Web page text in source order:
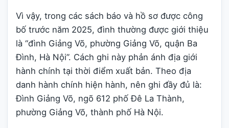
Vì vậy, trong các sách báo và hồ sơ được công
bố trước năm 2025, đình thường được giới thiệu
là “đình Giảng Võ, phường Giảng Võ, quận Ba
Đình, Hà Nội”. Cách ghi này phản ánh địa giới
hành chính tại thời điểm xuất bản. Theo địa
danh hành chính hiện hành, nên ghi đầy đủ là:
Đình Giảng Võ, ngõ 612 phố Đê La Thành,
phường Giảng Võ, thành phố Hà Nội.